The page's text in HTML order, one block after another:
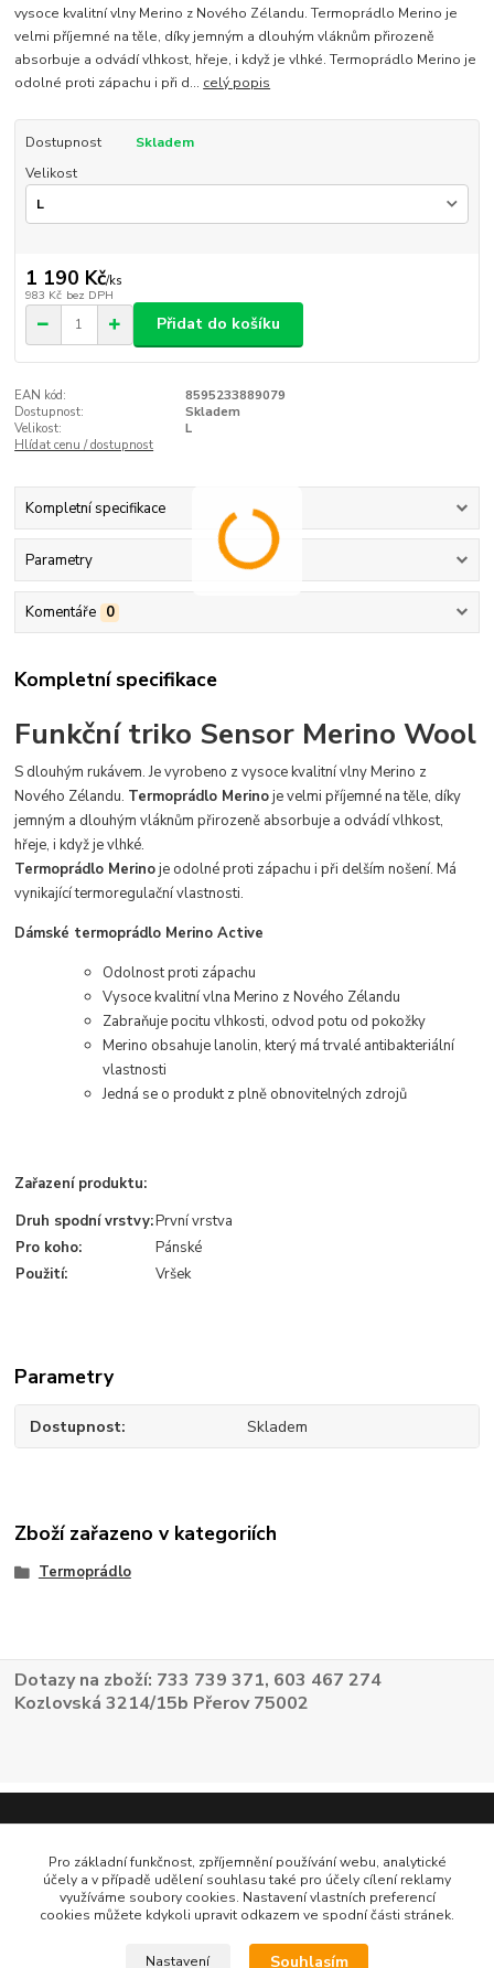
vysoce kvalitní vlny Merino z Nového Zélandu. Termoprádlo Merino je
velmi příjemné na těle, díky jemným a dlouhým vláknům přirozeně
absorbuje a odvádí vlhkost, hřeje, i když je vlhké. Termoprádlo Merino je
odolné proti zápachu i při d... celý popis
Dostupnost
Skladem
Velikost
1 190 Kč/ks
983 Kč bez DPH
Přidat do košíku
EAN kód:
8595233889079
Dostupnost:
Skladem
Velikost:
L
Hlídat cenu / dostupnost
Kompletní specifikace
Parametry
Komentáře 0
Kompletní specifikace
Funkční triko Sensor Merino Wool
S dlouhým rukávem. Je vyrobeno z vysoce kvalitní vlny Merino z
Nového Zélandu. Termoprádlo Merinoje velmi příjemné na těle, díky
jemným a dlouhým vláknům přirozeně absorbuje a odvádí vlhkost,
hřeje, i když je vlhké.
Termoprádlo Merinoje odolné proti zápachu i při delším nošení. Má
vynikající termoregulační vlastnosti.
Dámské termoprádlo Merino Active
Odolnost proti zápachu
Vysoce kvalitní vlna Merino z Nového Zélandu
Zabraňuje pocitu vlhkosti, odvod potu od pokožky
Merino obsahuje lanolin, který má trvalé antibakteriální
vlastnosti
Jedná se o produkt z plně obnovitelných zdrojů
Zařazení produktu:
Druh spodní vrstvy:První vrstva
Pro koho:
Pánské
Použití:
Vršek
Parametry
Dostupnost Skladem
Zboží zařazeno v kategoriích
Termoprádlo
Dotazy na zboží: 733 739 371, 603 467 274
Kozlovská 3214/15b Přerov 75002
Pro základní funkčnost, zpříjemnění používání webu, analytické
účely a v případě udělení souhlasu také pro účely cílení reklamy
využíváme soubory cookies. Nastavení vlastních preferencí
cookies můžete kdykoli upravit odkazem ve spodní části stránek.
Nastavení Souhlasím